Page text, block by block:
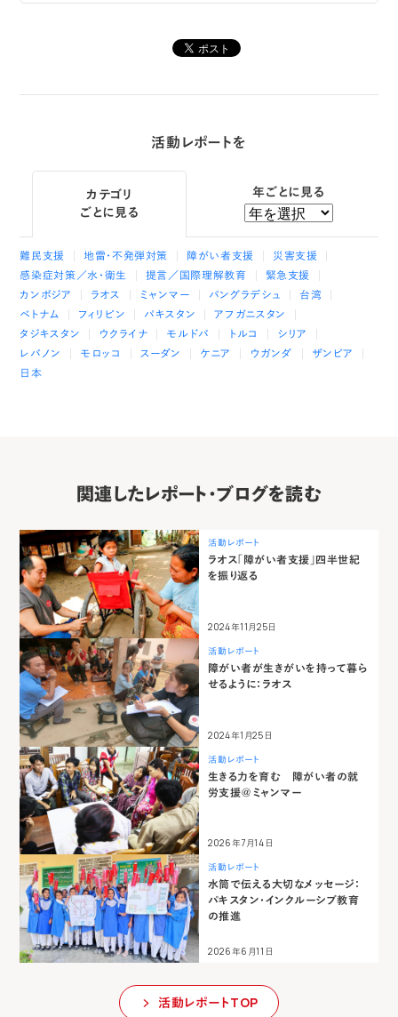
活動レポートを
カテゴリ
ごとに見る
難民支援 地雷・不発弾対策 障がい者支援
災害支援
感染症対策／水・衛生
提言／国際理解教育
緊急支援
カンボジア
ラオス ミャンマー バングラデシュ
台湾
ベトナム
フィリピン パキスタン
アフガニスタン
タジキスタン
ウクライナ モルドバ トルコ
シリア
レバノン
モロッコ スーダン ケニア ウガンダ
ザンビア
日本
年ごとに見る
関連したレポート・ブログを読む
活動レポート
ラオス「障がい者支援」四半世紀
を振り返る
2024年11月25日
活動レポート
障がい者が生きがいを持って暮ら
せるように：ラオス
2024年1月25日
活動レポート
生きる力を育む 障がい者の就
労支援＠ミャンマー
2026年7月14日
活動レポート
水筒で伝える大切なメッセージ：
パキスタン・インクルーシブ教育
の推進
2026年6月11日
活動レポートTOP